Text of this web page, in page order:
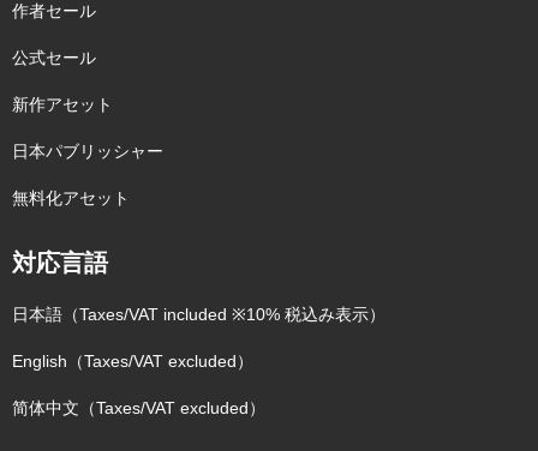
作者セール
公式セール
新作アセット
日本パブリッシャー
無料化アセット
対応言語
日本語（Taxes/VAT included ※10% 税込み表示）
English（Taxes/VAT excluded）
简体中文（Taxes/VAT excluded）